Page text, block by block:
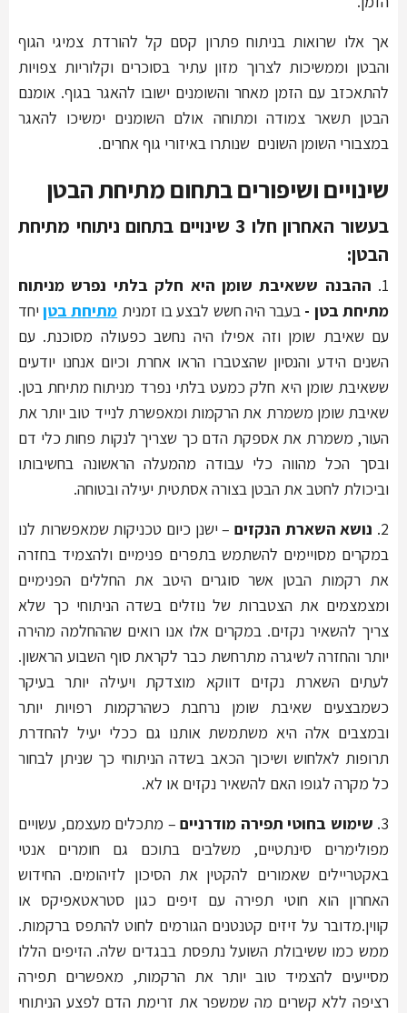
אך אלו שרואות בניתוח פתרון קסם קל להורדת צמיגי הגוף
והבטן וממשיכות לצרוך מזון עתיר בסוכרים וקלוריות צפויות
להתאכזב עם הזמן מאחר והשומנים ישובו להאגר בגוף. אומנם
הבטן תשאר צמודה ומתוחה אולם השומנים ימשיכו להאגר
במצבורי השומן השונים שנותרו באיזורי גוף אחרים.
שינויים ושיפורים בתחום מתיחת הבטן
בעשור האחרון חלו 3 שינויים בתחום ניתוחי מתיחת
הבטן:
1. ההבנה ששאיבת שומן היא חלק בלתי נפרש מניתוח
מתיחת בטן - בעבר היה חשש לבצע בו זמנית מתיחת בטןיחד
עם שאיבת שומן וזה אפילו היה נחשב כפעולה מסוכנת. עם
השנים הידע והנסיון שהצטברו הראו אחרת וכיום אנחנו יודעים
ששאיבת שומן היא חלק כמעט בלתי נפרד מניתוח מתיחת בטן.
שאיבת שומן משמרת את הרקמות ומאפשרת לנייד טוב יותר את
העור, משמרת את אספקת הדם כך שצריך לנקות פחות כלי דם
ובסך הכל מהווה כלי עבודה מהמעלה הראשונה בחשיבותו
וביכולת לחטב את הבטן בצורה אסתטית יעילה ובטוחה.
2. נושא השארת הנקזים – ישנן כיום טכניקות שמאפשרות לנו
במקרים מסויימים להשתמש בתפרים פנימיים ולהצמיד בחזרה
את רקמות הבטן אשר סוגרים היטב את החללים הפנימיים
ומצמצמים את הצטברות של נוזלים בשדה הניתוחי כך שלא
צריך להשאיר נקזים. במקרים אלו אנו רואים שההחלמה מהירה
יותר והחזרה לשיגרה מתרחשת כבר לקראת סוף השבוע הראשון.
לעתים השארת נקזים דווקא מוצדקת ויעילה יותר בעיקר
כשמבצעים שאיבת שומן נרחבת כשהרקמות רפויות יותר
ובמצבים אלה היא משתמשת אותנו גם ככלי יעיל להחדרת
תרופות לאלחוש ושיכוך הכאב בשדה הניתוחי כך שניתן לבחור
כל מקרה לגופו האם להשאיר נקזים או לא.
3. שימוש בחוטי תפירה מודרניים – מתכלים מעצמם, עשויים
מפולימרים סינתטיים, משלבים בתוכם גם חומרים אנטי
באקטריילים שאמורים להקטין את הסיכון לזיהומים. החידוש
האחרון הוא חוטי תפירה עם זיפים כגון סטראטאפיקס או
קווין.מדובר על זיזים קטנטנים הגורמים לחוט להתפס ברקמות.
ממש כמו ששיבולת השועל נתפסת בבגדים שלה. הזיפים הללו
מסייעים להצמיד טוב יותר את הרקמות, מאפשרים תפירה
רציפה ללא קשרים מה שמשפר את זרימת הדם לפצע הניתוחי